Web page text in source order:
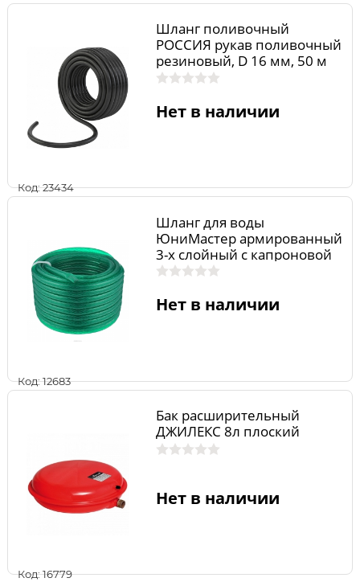
Код: 23434
Шланг поливочный
РОССИЯ рукав поливочный
резиновый, D 16 мм, 50 м
Нет в наличии
Код: 12683
Шланг для воды
ЮниМастер армированный
3-х слойный с капроновой
нитью 00167
Нет в наличии
Код: 16779
Бак расширительный
ДЖИЛЕКС 8л плоский
Нет в наличии